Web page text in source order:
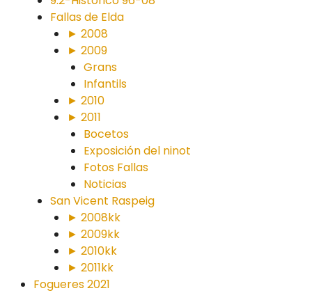
Fallas de Elda
► 2008
► 2009
Grans
Infantils
► 2010
► 2011
Bocetos
Exposición del ninot
Fotos Fallas
Noticias
San Vicent Raspeig
► 2008kk
► 2009kk
► 2010kk
► 2011kk
Fogueres 2021